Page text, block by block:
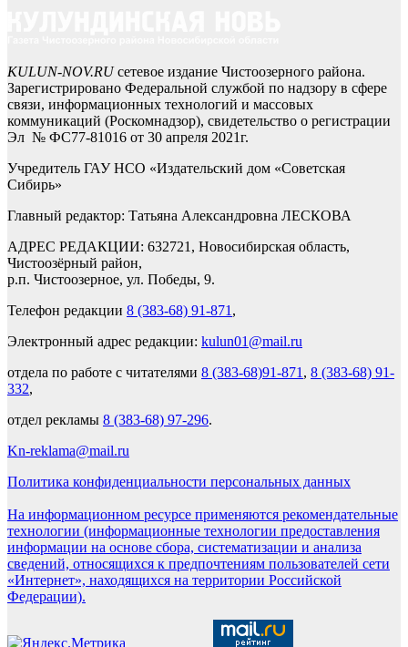
KULUN-NOV.RUсетевое издание Чистоозерного района.
Зарегистрировано Федеральной службой по надзору в сфере
связи, информационных технологий и массовых
коммуникаций (Роскомнадзор), свидетельство о регистрации
Эл № ФС77-81016 от 30 апреля 2021г.
Учредитель ГАУ НСО «Издательский дом «Советская
Сибирь»
Главный редактор: Татьяна Александровна ЛЕСКОВА
АДРЕС РЕДАКЦИИ: 632721, Новосибирская область,
Чистоозёрный район,
р.п. Чистоозерное, ул. Победы, 9.
Телефон редакции 8 (383-68) 91-871 ,
Электронный адрес редакции: kulun01@mail.ru
отдела по работе с читателями 8 (383-68)91-871 , 8 (383-68) 91-
332,
отдел рекламы 8 (383-68) 97-296.
Kn-reklama@mail.ru
Политика конфиденциальности персональных данных
На информационном ресурсе применяются рекомендательные
технологии (информационные технологии предоставления
информации на основе сбора, систематизации и анализа
сведений, относящихся к предпочтениям пользователей сети
«Интернет», находящихся на территории Российской
Федерации).